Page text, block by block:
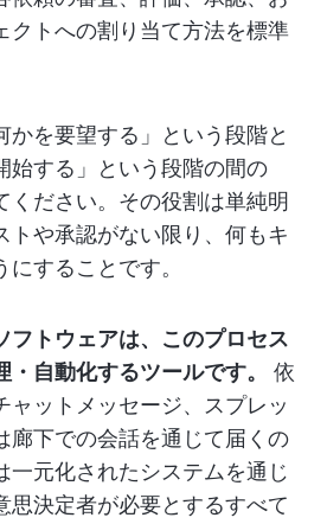
クトへの割り当て方法を標準
かを要望する」という段階と
始する」という段階の間の
ください。その役割は単純明
トや承認がない限り、何もキ
することです。
フトウェアは、このプロセス
自動化するツールです。
依
ャットメッセージ、スプレッ
廊下での会話を通じて届くの
一元化されたシステムを通じ
思決定者が必要とするすべて